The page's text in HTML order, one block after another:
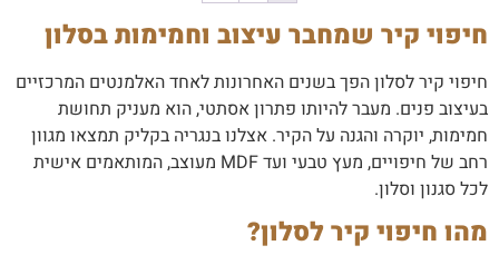
חיפוי קיר שמחבר עיצוב וחמימות בסלון
חיפוי קיר לסלון הפך בשנים האחרונות לאחד האלמנטים המרכזיים
בעיצוב פנים. מעבר להיותו פתרון אסתטי, הוא מעניק תחושת
חמימות, יוקרה והגנה על הקיר. אצלנו בנגריה בקליק תמצאו מגוון
רחב של חיפויים, מעץ טבעי ועד MDF מעוצב, המותאמים אישית
לכל סגנון וסלון.
מהו חיפוי קיר לסלון?